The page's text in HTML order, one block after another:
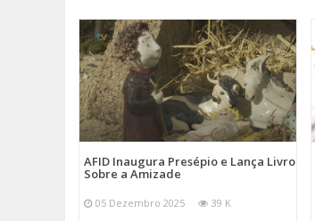
AFID Inaugura Presépio e Lança Livro
Sobre a Amizade
05 Dezembro 2025 39 K